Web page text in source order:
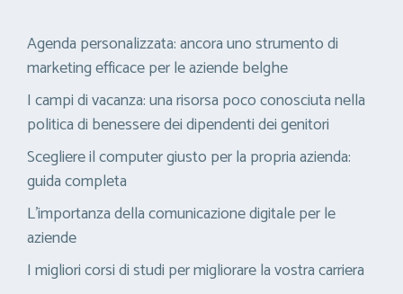
Agenda personalizzata: ancora uno strumento di
marketing efficace per le aziende belghe
I campi di vacanza: una risorsa poco conosciuta nella
politica di benessere dei dipendenti dei genitori
Scegliere il computer giusto per la propria azienda:
guida completa
L’importanza della comunicazione digitale per le
aziende
I migliori corsi di studi per migliorare la vostra carriera